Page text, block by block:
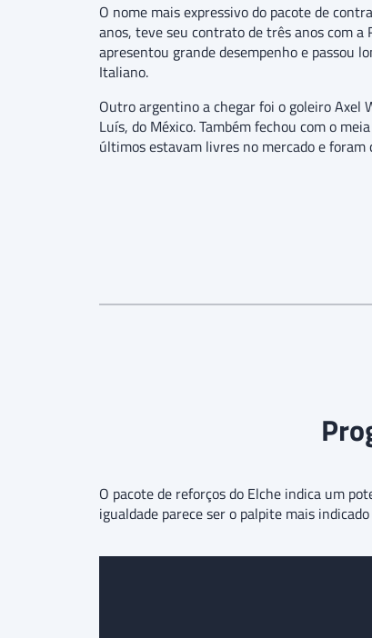
O nome mais expressivo do pacote de
anos, teve seu contrato de três anos com
apresentou grande desempenho e passou
Italiano.
Outro argentino a chegar foi o goleiro Axel
Luís, do México. Também fechou com o
últimos estavam livres no mercado e foram
O pacote de reforços do Elche indica um
igualdade parece ser o palpite mais